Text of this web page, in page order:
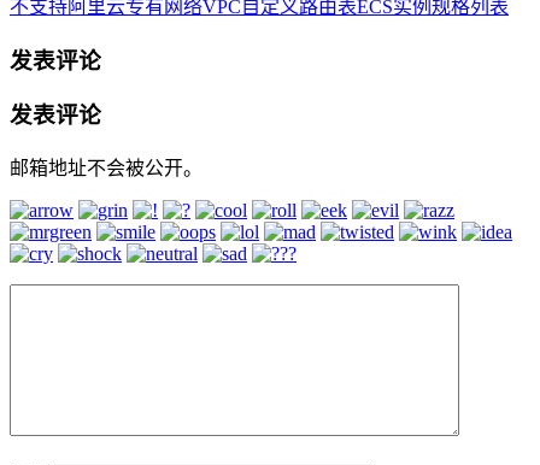
不支持阿里云专有网络VPC自定义路由表ECS实例规格列表
发表评论
发表评论
邮箱地址不会被公开。